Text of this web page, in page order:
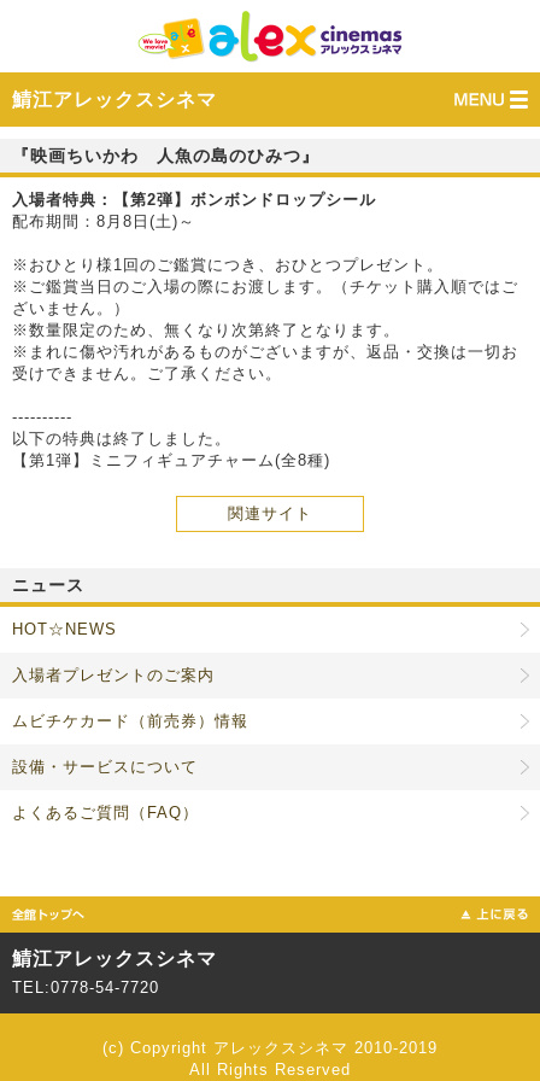
鯖江アレックスシネマ
『映画ちいかわ 人魚の島のひみつ』
入場者特典：【第2弾】ボンボンドロップシール
配布期間：8月8日(土)～
※おひとり様1回のご鑑賞につき、おひとつプレゼント。
※ご鑑賞当日のご入場の際にお渡します。（チケット購入順ではご
ざいません。）
※数量限定のため、無くなり次第終了となります。
※まれに傷や汚れがあるものがございますが、返品・交換は一切お
受けできません。ご了承ください。
----------
以下の特典は終了しました。
【第1弾】ミニフィギュアチャーム(全8種)
関連サイト
ニュース
HOT☆NEWS
入場者プレゼントのご案内
ムビチケカード（前売券）情報
設備・サービスについて
よくあるご質問（FAQ）
鯖江アレックスシネマ
TEL:0778-54-7720
(c) Copyright アレックスシネマ 2010-2019
All Rights Reserved